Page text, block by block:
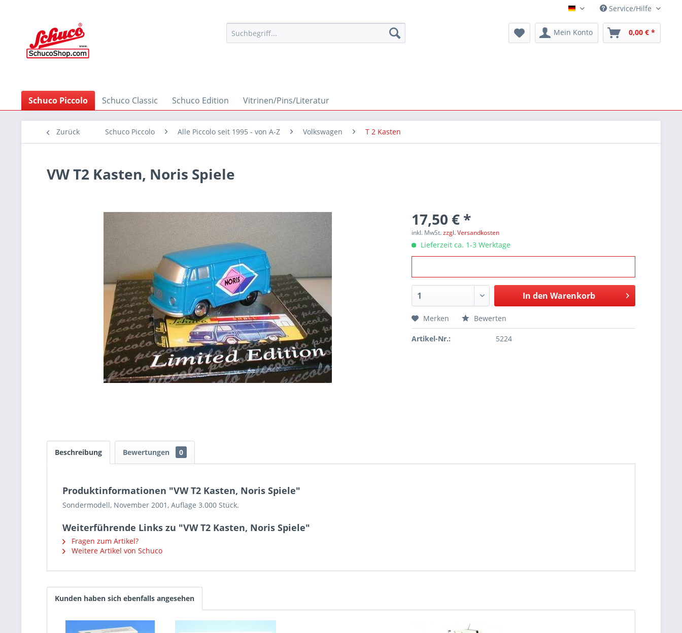
Deutsch Service/Hilfe
Mein Konto 0,00 € *
Schuco Piccolo Schuco Classic Schuco Edition Vitrinen/Pins/Literatur
Zurück Schuco Piccolo Alle Piccolo seit 1995 - von A-Z Volkswagen T 2 Kasten
VW T2 Kasten, Noris Spiele
17,50 € *
inkl. MwSt.zzgl. Versandkosten
Lieferzeit ca. 1-3 Werktage
In den Warenkorb
Merken Bewerten
Artikel-Nr.: 5224
Beschreibung Bewertungen 0
Produktinformationen "VW T2 Kasten, Noris Spiele"
Sondermodell, November 2001, Auflage 3.000 Stück.
Weiterführende Links zu "VW T2 Kasten, Noris Spiele"
Fragen zum Artikel?
Weitere Artikel von Schuco
Kunden haben sich ebenfalls angesehen